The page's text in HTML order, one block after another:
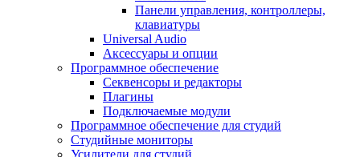
Панели управления, контроллеры,
клавиатуры
Universal Audio
Аксессуары и опции
Программное обеспечение
Cеквенсоры и редакторы
Плагины
Подключаемые модули
Программное обеспечение для студий
Студийные мониторы
Усилители для студий